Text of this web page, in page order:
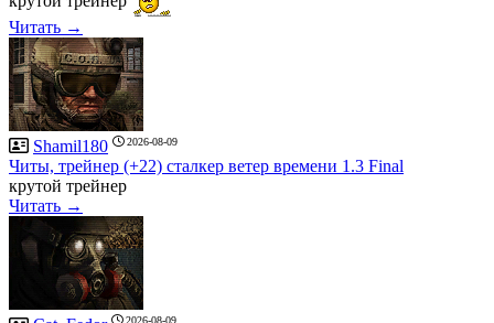
Читать →
Shamil180 2026-08-09
Читы, трейнер (+22) сталкер ветер времени 1.3 Final
крутой трейнер
Читать →